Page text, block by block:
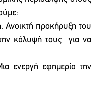
Ανοικτή προκήρυξη του
κάλυψή τους  για να
ενεργή εφημερία την